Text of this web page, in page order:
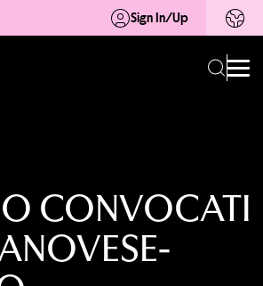
Sign In/Up
CONVOCATI